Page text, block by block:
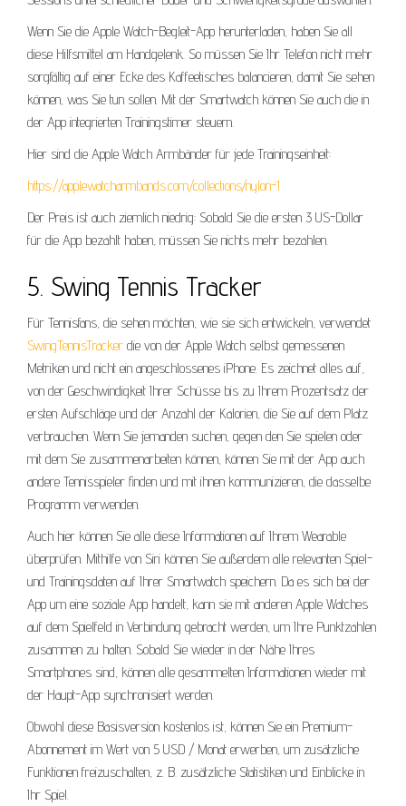
Wenn Sie die Apple Watch-Begleit-App herunterladen, haben Sie all
diese Hilfsmittel am Handgelenk. So müssen Sie Ihr Telefon nicht mehr
sorgfältig auf einer Ecke des Kaffeetisches balancieren, damit Sie sehen
können, was Sie tun sollen. Mit der Smartwatch können Sie auch die in
der App integrierten Trainingstimer steuern.
Hier sind die Apple Watch Armbänder für jede Trainingseinheit:
https://applewatcharmbands.com/collections/nylon-1
Der Preis ist auch ziemlich niedrig: Sobald Sie die ersten 3 US-Dollar
für die App bezahlt haben, müssen Sie nichts mehr bezahlen.
5. Swing Tennis Tracker
Für Tennisfans, die sehen möchten, wie sie sich entwickeln, verwendet
SwingTennisTracker die von der Apple Watch selbst gemessenen
Metriken und nicht ein angeschlossenes iPhone. Es zeichnet alles auf,
von der Geschwindigkeit Ihrer Schüsse bis zu Ihrem Prozentsatz der
ersten Aufschläge und der Anzahl der Kalorien, die Sie auf dem Platz
verbrauchen. Wenn Sie jemanden suchen, gegen den Sie spielen oder
mit dem Sie zusammenarbeiten können, können Sie mit der App auch
andere Tennisspieler finden und mit ihnen kommunizieren, die dasselbe
Programm verwenden.
Auch hier können Sie alle diese Informationen auf Ihrem Wearable
überprüfen. Mithilfe von Siri können Sie außerdem alle relevanten Spiel-
und Trainingsdaten auf Ihrer Smartwatch speichern. Da es sich bei der
App um eine soziale App handelt, kann sie mit anderen Apple Watches
auf dem Spielfeld in Verbindung gebracht werden, um Ihre Punktzahlen
zusammen zu halten. Sobald Sie wieder in der Nähe Ihres
Smartphones sind, können alle gesammelten Informationen wieder mit
der Haupt-App synchronisiert werden.
Obwohl diese Basisversion kostenlos ist, können Sie ein Premium-
Abonnement im Wert von 5 USD / Monat erwerben, um zusätzliche
Funktionen freizuschalten, z. B. zusätzliche Statistiken und Einblicke in
Ihr Spiel.